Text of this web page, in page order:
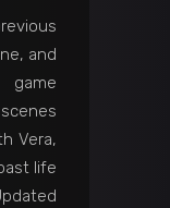
and
Vera,
life